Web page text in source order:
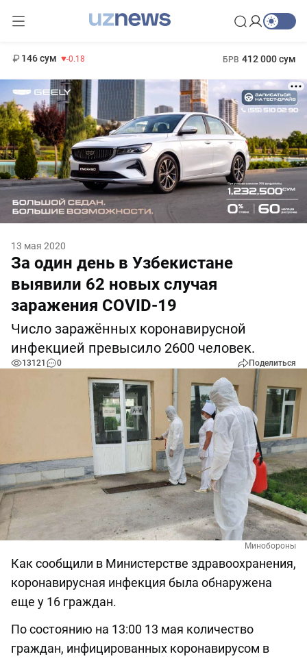
146 сум -0.18 БРВ 412 000 сум
13 мая 2020
За один день в Узбекистане
выявили 62 новых случая
заражения COVID-19
Число заражённых коронавирусной
инфекцией превысило 2600 человек.
13121 0 Поделиться
Минобороны
Как сообщили в Министерстве здравоохранения,
коронавирусная инфекция была обнаружена
еще у 16 граждан.
По состоянию на 13:00 13 мая количество
граждан, инфицированных коронавирусом в